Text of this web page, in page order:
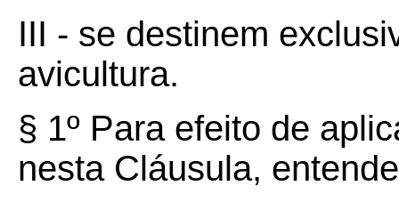
III - se destinem
avicultura.
§ 1º Para efeito de
nesta Cláusula,